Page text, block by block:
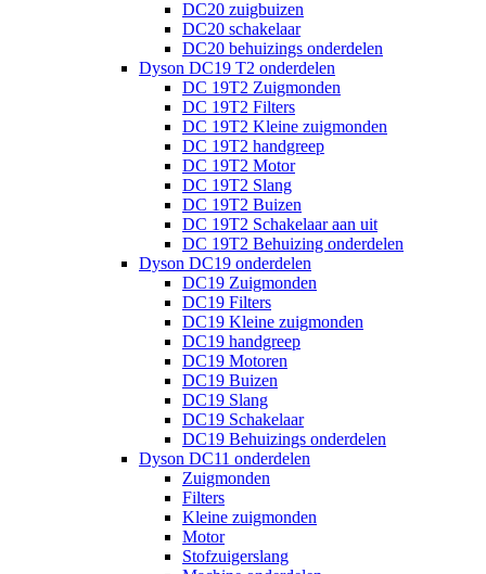
DC20 zuigbuizen
DC20 schakelaar
DC20 behuizings onderdelen
Dyson DC19 T2 onderdelen
DC 19T2 Zuigmonden
DC 19T2 Filters
DC 19T2 Kleine zuigmonden
DC 19T2 handgreep
DC 19T2 Motor
DC 19T2 Slang
DC 19T2 Buizen
DC 19T2 Schakelaar aan uit
DC 19T2 Behuizing onderdelen
Dyson DC19 onderdelen
DC19 Zuigmonden
DC19 Filters
DC19 Kleine zuigmonden
DC19 handgreep
DC19 Motoren
DC19 Buizen
DC19 Slang
DC19 Schakelaar
DC19 Behuizings onderdelen
Dyson DC11 onderdelen
Zuigmonden
Filters
Kleine zuigmonden
Motor
Stofzuigerslang